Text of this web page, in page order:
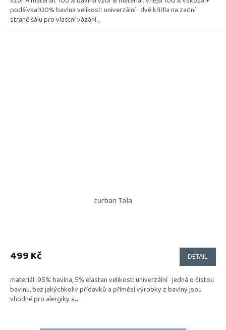
podšívka100% bavlna velikost: univerzální dvě křídla na zadní
straně šálu pro vlastní vázání...
turban Tala
499 Kč DETAIL
materiál: 95% bavlna, 5% elastan velikost: univerzální jedná o čistou
bavlnu, bez jakýchkoliv přídavků a příměsí výrobky z bavlny jsou
vhodné pro alergiky a...